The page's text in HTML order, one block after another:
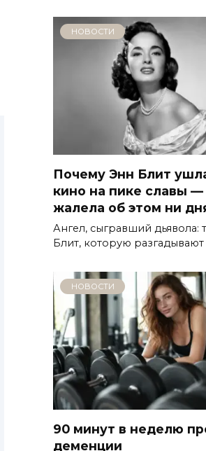
НОВОСТИ
Почему Энн Блит
кино на пике славы —
жалела об этом ни
Ангел, сыгравший дьявола:
Блит, которую разгадывают
НОВОСТИ
90 минут в неделю
деменции